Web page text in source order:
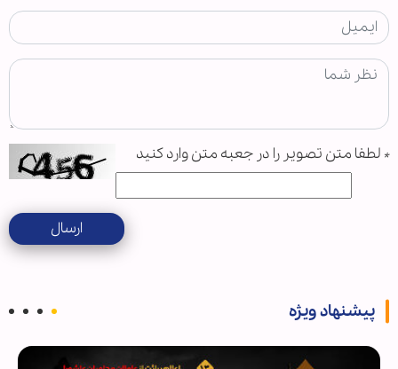
* لطفا متن تصویر را در جعبه متن وارد کنید
ارسال
پیشنهاد ویژه